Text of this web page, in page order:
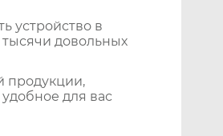
устройство в
тысячи довольных
продукции,
удобное для вас